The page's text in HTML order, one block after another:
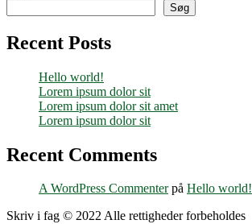
Søg
Recent Posts
Hello world!
Lorem ipsum dolor sit
Lorem ipsum dolor sit amet
Lorem ipsum dolor sit
Recent Comments
A WordPress Commenterpå Hello world!
Skriv i fag © 2022 Alle rettigheder forbeholdes